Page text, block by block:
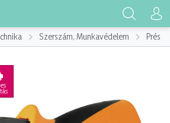
Szerszám, Munkavédelem